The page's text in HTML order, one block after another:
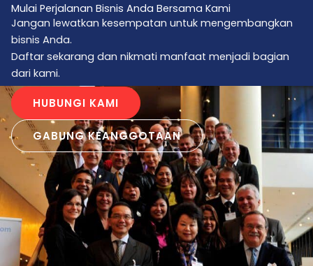
Mulai Perjalanan Bisnis Anda Bersama Kami
Jangan lewatkan kesempatan untuk mengembangkan
bisnis Anda.
Daftar sekarang dan nikmati manfaat menjadi bagian
dari kami.
HUBUNGI KAMI
GABUNG KEANGGOTAAN